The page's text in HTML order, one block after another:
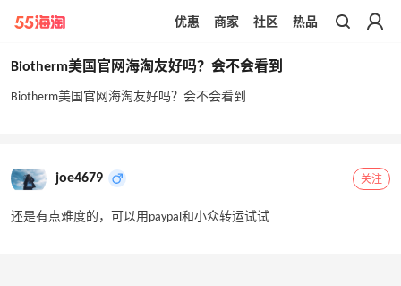
带你去官网买正品
优惠 商家 社区 热品
Biotherm美国官网海淘友好吗？会不会看到
Biotherm美国官网海淘友好吗？会不会看到
关注
joe4679
还是有点难度的，可以用paypal和小众转运试试